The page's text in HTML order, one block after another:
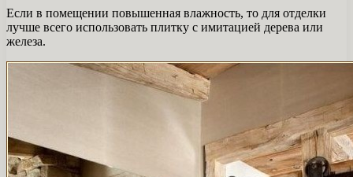
Если в помещении повышенная влажность, то для отделки
лучше всего использовать плитку с имитацией дерева или
железа.